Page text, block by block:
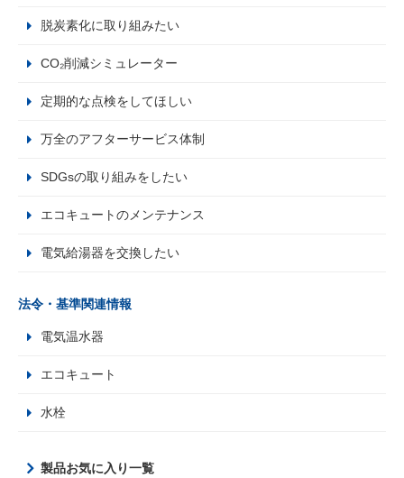
脱炭素化に取り組みたい
CO₂削減シミュレーター
定期的な点検をしてほしい
万全のアフターサービス体制
SDGsの取り組みをしたい
エコキュートのメンテナンス
電気給湯器を交換したい
法令・基準関連情報
電気温水器
エコキュート
水栓
製品お気に入り一覧